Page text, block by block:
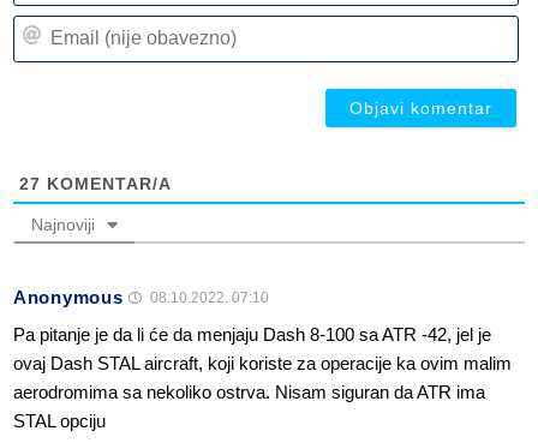
27 KOMENTAR/A
Najnoviji
Anonymous 08.10.2022. 07:10
Pa pitanje je da li će da menjaju Dash 8-100 sa ATR -42, jel je
ovaj Dash STAL aircraft, koji koriste za operacije ka ovim malim
aerodromima sa nekoliko ostrva. Nisam siguran da ATR ima
STAL opciju